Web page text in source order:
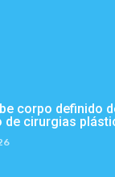
corpo definido
de cirurgias